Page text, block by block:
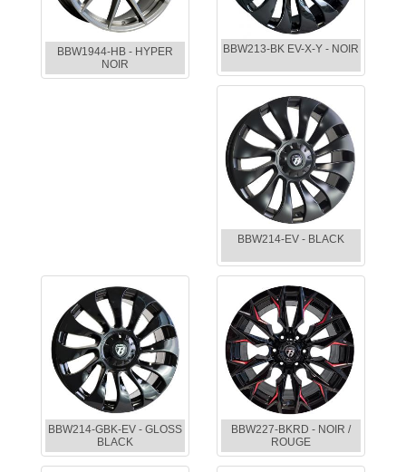
BBW1944-HB - HYPER
NOIR
BBW213-BK EV-X-Y - NOIR
BBW214-EV - BLACK
BBW214-GBK-EV - GLOSS
BLACK
BBW227-BKRD - NOIR /
ROUGE